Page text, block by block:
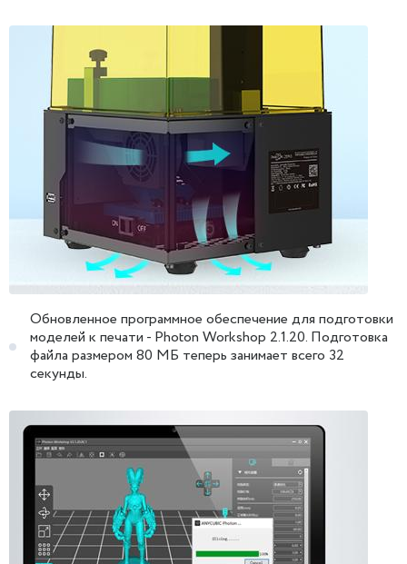
Обновленное программное обеспечение для подготовки
моделей к печати - Photon Workshop 2.1.20. Подготовка
файла размером 80 МБ теперь занимает всего 32
секунды.